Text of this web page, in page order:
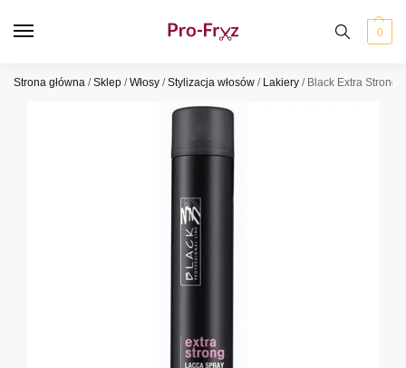
0
Strona główna /Sklep /Włosy /Stylizacja włosów / Lakiery / Black Extra Strong